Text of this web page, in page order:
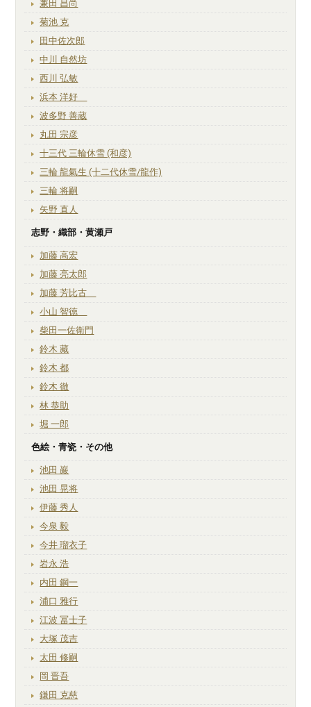
兼田 昌尚
菊池 克
田中佐次郎
中川 自然坊
西川 弘敏
浜本 洋好
波多野 善蔵
丸田 宗彦
十三代 三輪休雪 (和彦)
三輪 龍氣生 (十二代休雪/龍作)
三輪 将嗣
矢野 直人
志野・織部・黄瀬戸
加藤 高宏
加藤 亮太郎
加藤 芳比古
小山 智徳
柴田一佐衛門
鈴木 藏
鈴木 都
鈴木 徹
林 恭助
堀 一郎
色絵・青瓷・その他
池田 巖
池田 晃将
伊藤 秀人
今泉 毅
今井 瑠衣子
岩永 浩
内田 鋼一
浦口 雅行
江波 冨士子
大塚 茂吉
太田 修嗣
岡 晋吾
鎌田 克慈